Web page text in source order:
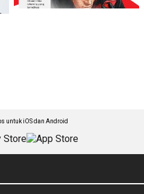
untuk iOS dan Android